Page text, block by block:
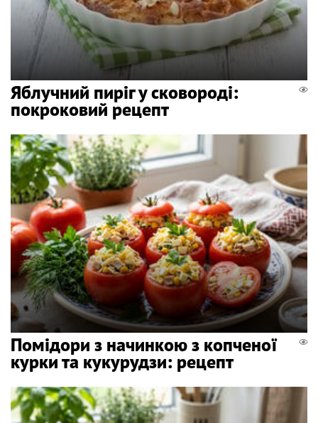
Яблучний пиріг у сковороді:
покроковий рецепт
Помідори з начинкою з копченої
курки та кукурудзи: рецепт